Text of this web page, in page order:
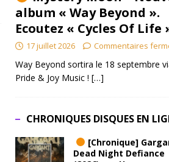
album « Way Beyond ».
Ecoutez « Cycles Of Life
17 juillet 2026 Commentaires
Way Beyond sortira le 18 septembre
Pride & Joy Music ! […]
CHRONIQUES DISQUES EN
[Chronique]
Dead Night Defiance